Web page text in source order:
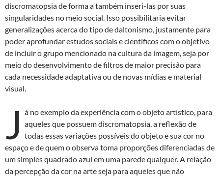
discromatopsia de forma a também inseri-las por suas
singularidades no meio social. Isso possibilitaria evitar
generalizações acerca do tipo de daltonismo, justamente para
poder aprofundar estudos sociais e científicos com o objetivo
de incluir o grupo mencionado na cultura da imagem, seja por
meio do desenvolvimento de filtros de maior precisão para
cada necessidade adaptativa ou de novas mídias e material
visual.
J á no exemplo da experiência com o objeto artístico, para
aqueles que possuem discromatopsia, a reflexão de
todas essas variações possíveis do objeto e sua cor no
espaço e de quem o observa toma proporções diferenciadas de
um simples quadrado azul em uma parede qualquer. A relação
da percepção da cor na arte seja para aqueles que não